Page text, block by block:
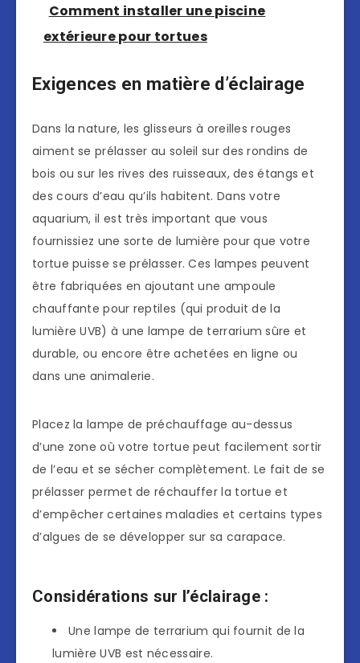
Comment installer une piscine
extérieure pour tortues
Exigences en matière d’éclairage
Dans la nature, les glisseurs à oreilles rouges
aiment se prélasser au soleil sur des rondins de
bois ou sur les rives des ruisseaux, des étangs et
des cours d’eau qu’ils habitent. Dans votre
aquarium, il est très important que vous
fournissiez une sorte de lumière pour que votre
tortue puisse se prélasser. Ces lampes peuvent
être fabriquées en ajoutant une ampoule
chauffante pour reptiles (qui produit de la
lumière UVB) à une lampe de terrarium sûre et
durable, ou encore être achetées en ligne ou
dans une animalerie.
Placez la lampe de préchauffage au-dessus
d’une zone où votre tortue peut facilement sortir
de l’eau et se sécher complètement. Le fait de se
prélasser permet de réchauffer la tortue et
d’empêcher certaines maladies et certains types
d’algues de se développer sur sa carapace.
Considérations sur l’éclairage :
Une lampe de terrarium qui fournit de la
lumière UVB est nécessaire.